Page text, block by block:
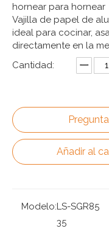
hornear para hornear
Vajilla de papel de
ideal para cocinar,
directamente en la
Cantidad:
Añadir al
Modelo:LS-SGR85
35